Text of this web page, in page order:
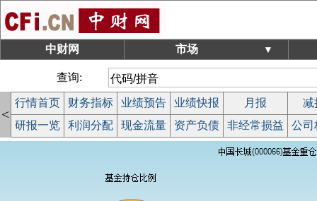
中财网 市场 ▼
查询:
<
行情首页 财务指标 业绩预告 业绩快报 月报
减
研报一览
利润分配 现金流量 资产负债 非经常损益 公司